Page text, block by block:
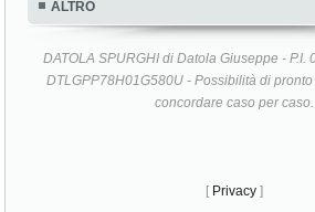
ALTRO
DATOLA SPURGHI di Datola Giuseppe - P.I.
DTLGPP78H01G580U - Possibilità di
concordare caso per caso.
[ Privacy ]